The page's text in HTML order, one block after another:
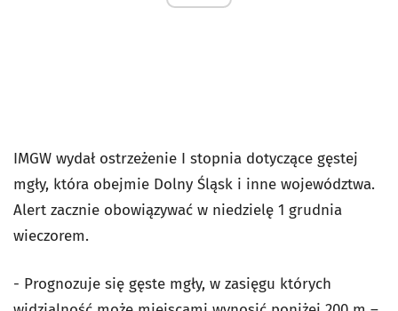
IMGW wydał ostrzeżenie I stopnia dotyczące gęstej
mgły, która obejmie Dolny Śląsk i inne województwa.
Alert zacznie obowiązywać w niedzielę 1 grudnia
wieczorem.
- Prognozuje się gęste mgły, w zasięgu których